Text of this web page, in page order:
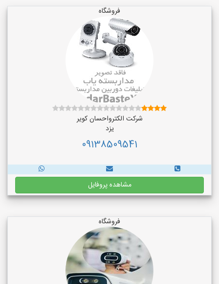
فروشگاه
شرکت الکترواحسان کویر
یزد
09138509541
مشاهده پروفایل
فروشگاه